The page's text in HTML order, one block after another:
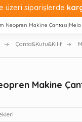
üzeri siparişlerde
Çanta&Kutu&Kılıf
Makine